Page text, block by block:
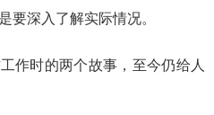
深入了解实际情况。
时的两个故事，至今仍给人